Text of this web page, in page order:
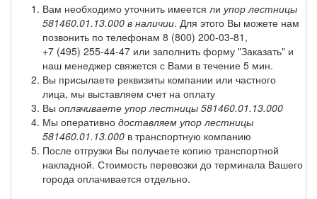
Вам необходимо уточнить имеется ли упор лестницы
581460.01.13.000 в наличии. Для этого Вы можете нам
позвонить по телефонам 8 (800) 200-03-81 ,
+7 (495) 255-44-47 или заполнить форму "Заказать" и
наш менеджер свяжется с Вами в течение 5 мин.
Вы присылаете реквизиты компании или частного
лица, мы выставляем счет на оплату
Вы оплачиваете упор лестницы 581460.01.13.000
Мы оперативно доставляем упор лестницы
581460.01.13.000 в транспортную компанию
После отгрузки Вы получаете копию транспортной
накладной. Стоимость перевозки до терминала Вашего
города оплачивается отдельно.